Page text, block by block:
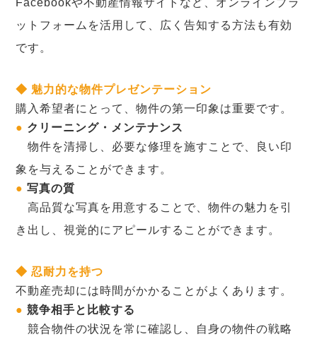
ットフォームを活用して、広く告知する方法も有効
です。
◆ 魅力的な物件プレゼンテーション
購入希望者にとって、物件の第一印象は重要です。
● クリーニング・メンテナンス
物件を清掃し、必要な修理を施すことで、良い印
象を与えることができます。
● 写真の質
高品質な写真を用意することで、物件の魅力を引
き出し、視覚的にアピールすることができます。
◆ 忍耐力を持つ
不動産売却には時間がかかることがよくあります。
●競争相手と比較する
競合物件の状況を常に確認し、自身の物件の戦略